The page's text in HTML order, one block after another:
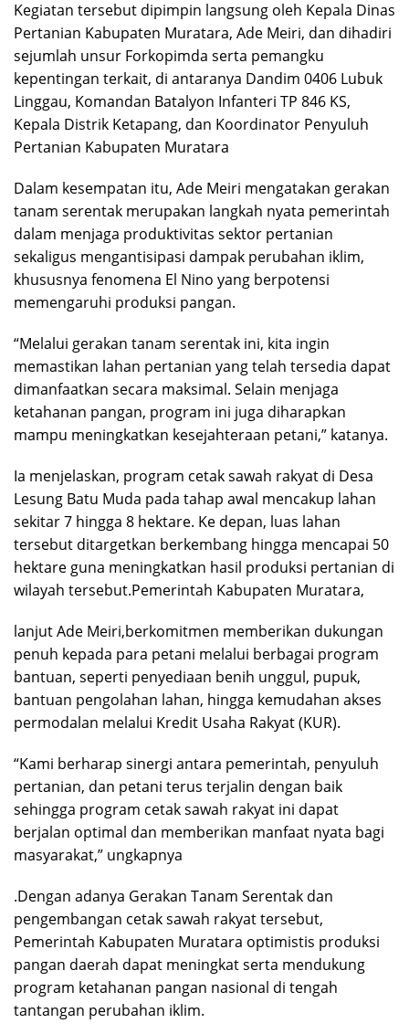
Kegiatan tersebut dipimpin langsung oleh Kepala Dinas
Pertanian Kabupaten Muratara, Ade Meiri, dan dihadiri
sejumlah unsur Forkopimda serta pemangku
kepentingan terkait, di antaranya Dandim 0406 Lubuk
Linggau, Komandan Batalyon Infanteri TP 846 KS,
Kepala Distrik Ketapang, dan Koordinator Penyuluh
Pertanian Kabupaten Muratara
Dalam kesempatan itu, Ade Meiri mengatakan gerakan
tanam serentak merupakan langkah nyata pemerintah
dalam menjaga produktivitas sektor pertanian
sekaligus mengantisipasi dampak perubahan iklim,
khususnya fenomena El Nino yang berpotensi
memengaruhi produksi pangan.
“Melalui gerakan tanam serentak ini, kita ingin
memastikan lahan pertanian yang telah tersedia dapat
dimanfaatkan secara maksimal. Selain menjaga
ketahanan pangan, program ini juga diharapkan
mampu meningkatkan kesejahteraan petani,” katanya.
Ia menjelaskan, program cetak sawah rakyat di Desa
Lesung Batu Muda pada tahap awal mencakup lahan
sekitar 7 hingga 8 hektare. Ke depan, luas lahan
tersebut ditargetkan berkembang hingga mencapai 50
hektare guna meningkatkan hasil produksi pertanian di
wilayah tersebut.Pemerintah Kabupaten Muratara,
lanjut Ade Meiri,berkomitmen memberikan dukungan
penuh kepada para petani melalui berbagai program
bantuan, seperti penyediaan benih unggul, pupuk,
bantuan pengolahan lahan, hingga kemudahan akses
permodalan melalui Kredit Usaha Rakyat (KUR).
“Kami berharap sinergi antara pemerintah, penyuluh
pertanian, dan petani terus terjalin dengan baik
sehingga program cetak sawah rakyat ini dapat
berjalan optimal dan memberikan manfaat nyata bagi
masyarakat,” ungkapnya
.Dengan adanya Gerakan Tanam Serentak dan
pengembangan cetak sawah rakyat tersebut,
Pemerintah Kabupaten Muratara optimistis produksi
pangan daerah dapat meningkat serta mendukung
program ketahanan pangan nasional di tengah
tantangan perubahan iklim.